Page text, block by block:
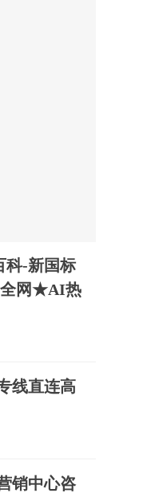
科-新国标
全网★AI热
线直连高
销中心咨